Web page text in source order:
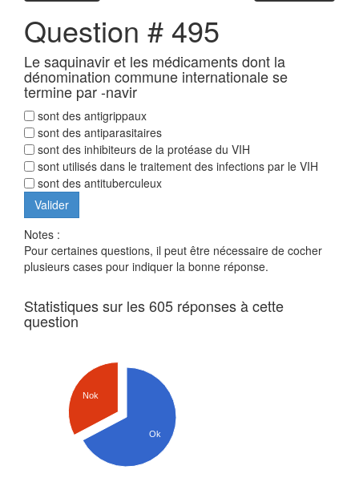
Question # 495
Le saquinavir et les médicaments dont la
dénomination commune internationale se
termine par -navir
sont des antigrippaux
sont des antiparasitaires
sont des inhibiteurs de la protéase du VIH
sont utilisés dans le traitement des infections par le VIH
sont des antituberculeux
Notes :
Pour certaines questions, il peut être nécessaire de cocher
plusieurs cases pour indiquer la bonne réponse.
Statistiques sur les 605 réponses à cette
question
Nok
Ok